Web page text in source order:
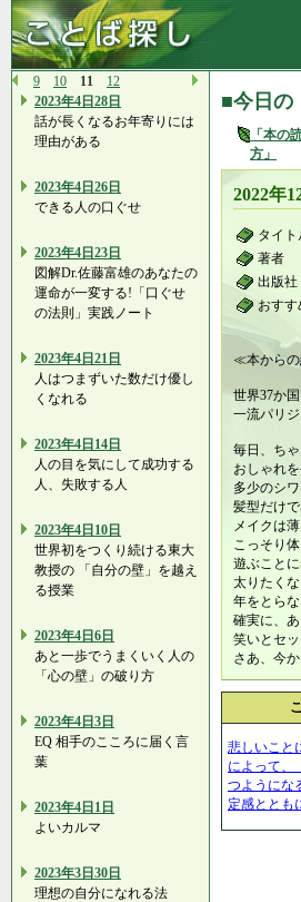
9 10 11
12
2023年4日28日
話が長くなるお年寄りには
理由がある
2023年4日26日
できる人の口ぐせ
2023年4日23日
図解Dr.佐藤富雄のあなたの
運命が一変する!「口ぐせ
の法則」実践ノート
2023年4日21日
人はつまずいた数だけ優し
くなれる
2023年4日14日
人の目を気にして成功する
人、失敗する人
2023年4日10日
世界初をつくり続ける東大
教授の 「自分の壁」を越え
る授業
2023年4日6日
あと一歩でうまくいく人の
「心の壁」の破り方
2023年4日3日
EQ 相手のこころに届く言
葉
2023年4日1日
よいカルマ
2023年3日30日
理想の自分になれる法
■今日の
「本の
方」
2022年
タイト
著者
出版社
おすす
≪本から
世界37か
一流パリ
毎日、ち
おしゃれ
多少のシ
髪型だけ
メイクは
こっそり
遊ぶこと
太りたく
年をとら
確実に、
笑いとセ
さあ、今
悲しいこと
によって、
つようにな
定感ととも